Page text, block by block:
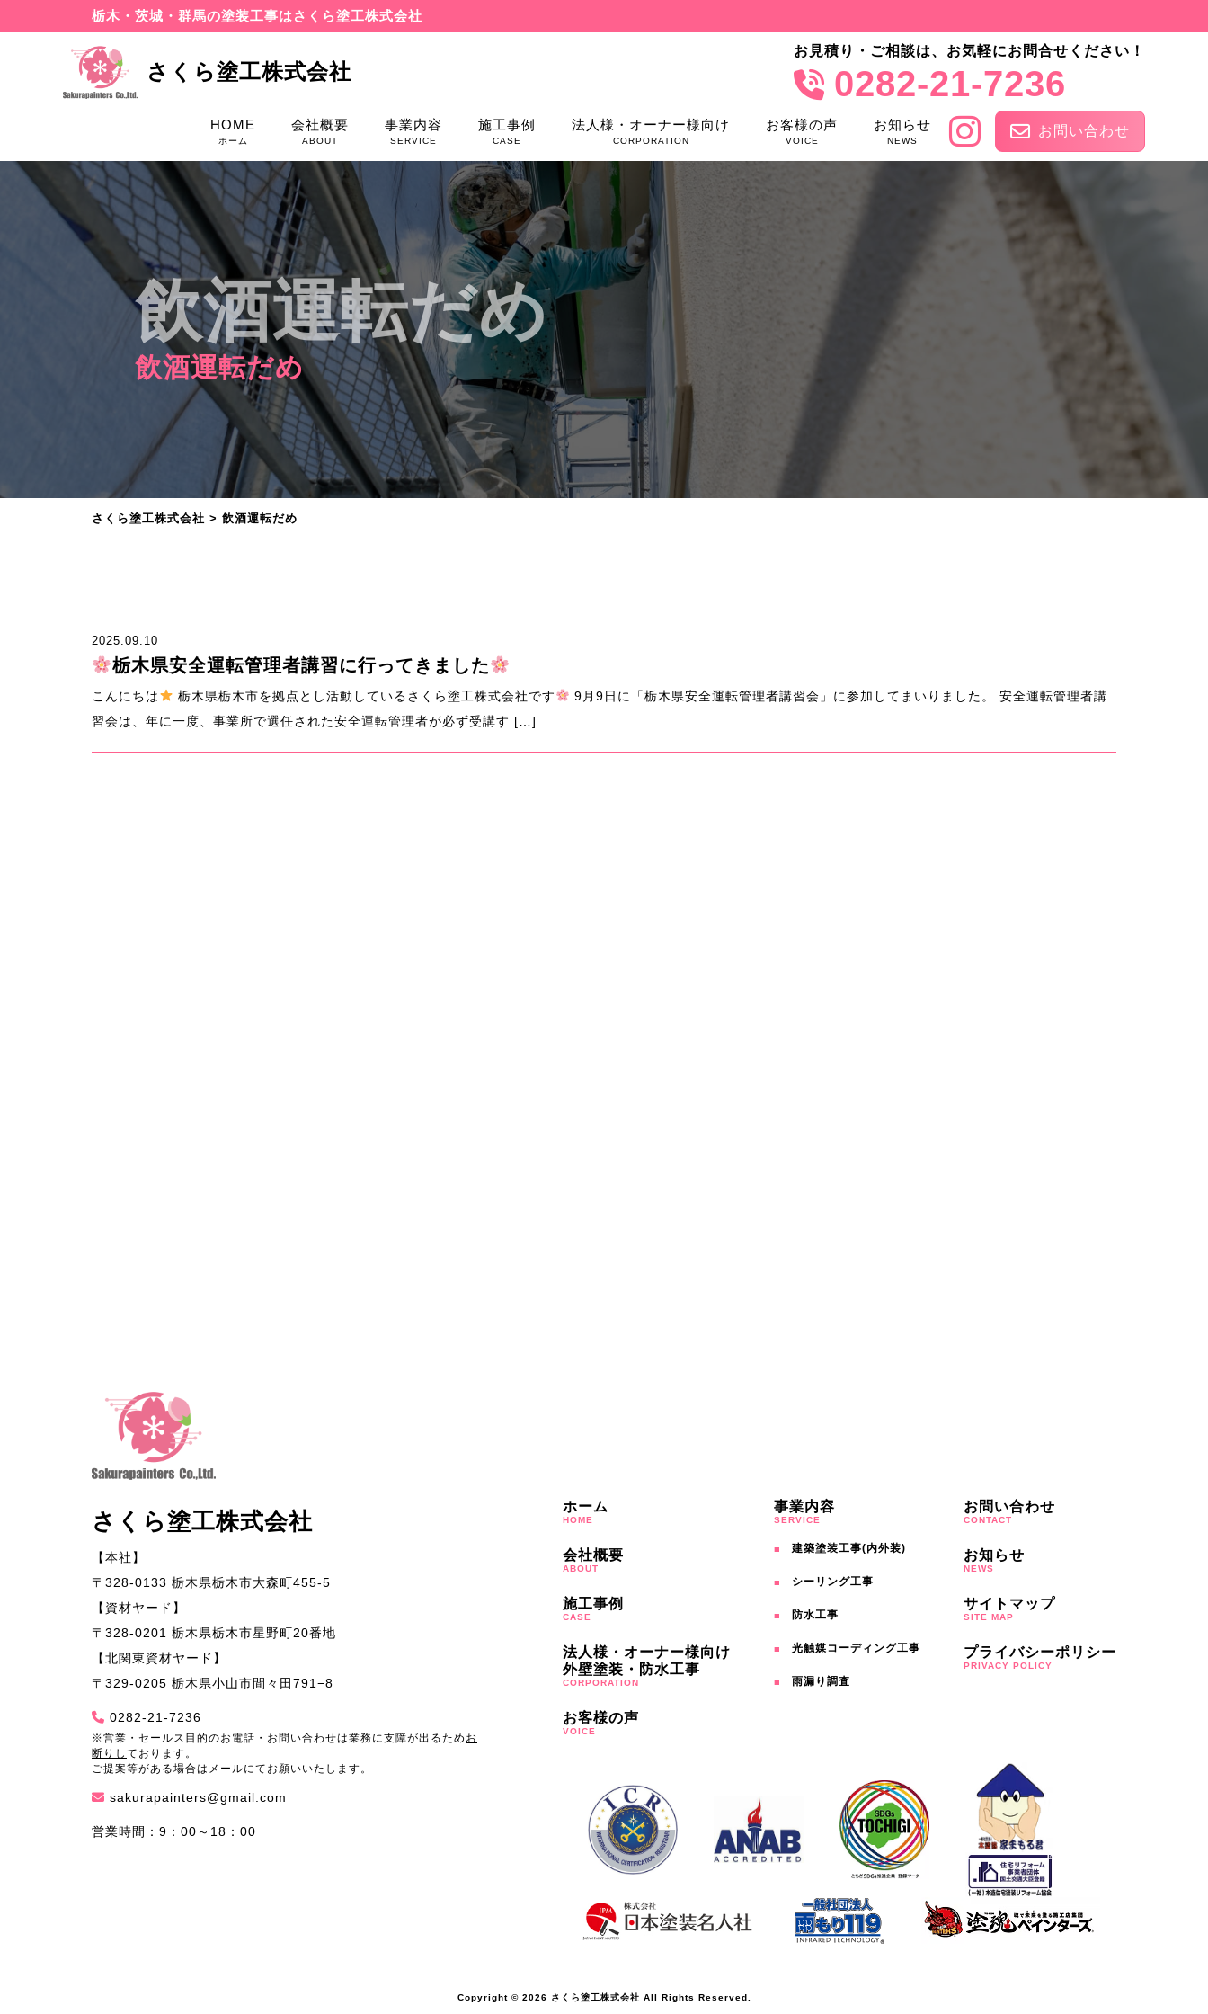
栃木・茨城・群馬の塗装工事はさくら塗工株式会社
さくら塗工株式会社
お見積り・ご相談は、お気軽にお問合せください！
0282-21-7236
HOME
ホーム
会社概要
ABOUT
事業内容
SERVICE
施工事例
CASE
法人様・オーナー様向け
CORPORATION
お客様の声
VOICE
お知らせ
NEWS
お問い合わせ
飲酒運転だめ
飲酒運転だめ
さくら塗工株式会社 > 飲酒運転だめ
2025.09.10
栃木県安全運転管理者講習に行ってきました
こんにちは 栃木県栃木市を拠点とし活動しているさくら塗工株式会社です
9月9日に「栃木県安全運転管理者講習会」に参加してまいりました。 安全運転管理者講
習会は、年に一度、事業所で選任された安全運転管理者が必ず受講す […]
さくら塗工株式会社
【本社】
〒328-0133 栃木県栃木市大森町455-5
【資材ヤード】
〒328-0201 栃木県栃木市星野町20番地
【北関東資材ヤード】
〒329-0205 栃木県小山市間々田791−8
0282-21-7236
※営業・セールス目的のお電話・お問い合わせは業務に支障が出るため お
断りし ております。
ご提案等がある場合はメールにてお願いいたします。
sakurapainters@gmail.com
営業時間：9：00～18：00
ホーム
HOME
会社概要
ABOUT
施工事例
CASE
法人様・オーナー様向け
外壁塗装・防水工事
CORPORATION
お客様の声
VOICE
事業内容
SERVICE
建築塗装工事(内外装)
シーリング工事
防水工事
光触媒コーディング工事
雨漏り調査
お問い合わせ
CONTACT
お知らせ
NEWS
サイトマップ
SITE MAP
プライバシーポリシー
PRIVACY POLICY
Copyright © 2026 さくら塗工株式会社 All Rights Reserved.